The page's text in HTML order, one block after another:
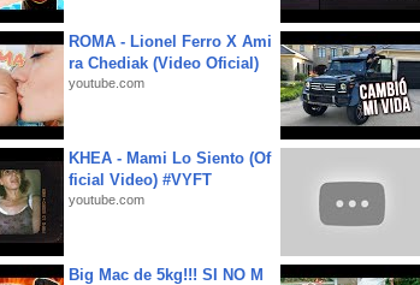
ROMA - Lionel Ferro X Ami
ra Chediak (Video Oficial)
youtube.com
KHEA - Mami Lo Siento (Of
ficial Video) #VYFT
youtube.com
Big Mac de 5kg!!! SI NO M